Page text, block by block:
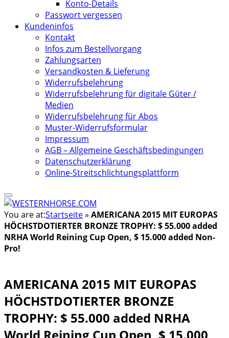
Konto-Details
Passwort vergessen
Kundeninfos
Kontakt
Infos zum Bestellvorgang
Zahlungsarten
Versandkosten & Lieferung
Widerrufsbelehrung
Widerrufsbelehrung für digitale Güter /
Medien
Widerrufsbelehrung für Abos
Muster-Widerrufsformular
Impressum
AGB – Allgemeine Geschäftsbedingungen
Datenschutzerklärung
Online-Streitschlichtungsplattform
You are at:Startseite» AMERICANA 2015 MIT EUROPAS
HÖCHSTDOTIERTER BRONZE TROPHY: $ 55.000 added
NRHA World Reining Cup Open, $ 15.000 added Non-
Pro!
AMERICANA 2015 MIT EUROPAS
HÖCHSTDOTIERTER BRONZE
TROPHY: $ 55.000 added NRHA